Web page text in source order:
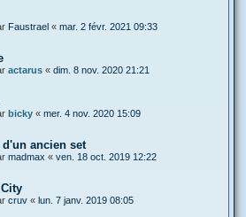
Faustrael « mar. 2 févr. 2021 09:33
actarus « dim. 8 nov. 2020 21:21
bicky « mer. 4 nov. 2020 15:09
ancien set
madmax « ven. 18 oct. 2019 12:22
cruv « lun. 7 janv. 2019 08:05